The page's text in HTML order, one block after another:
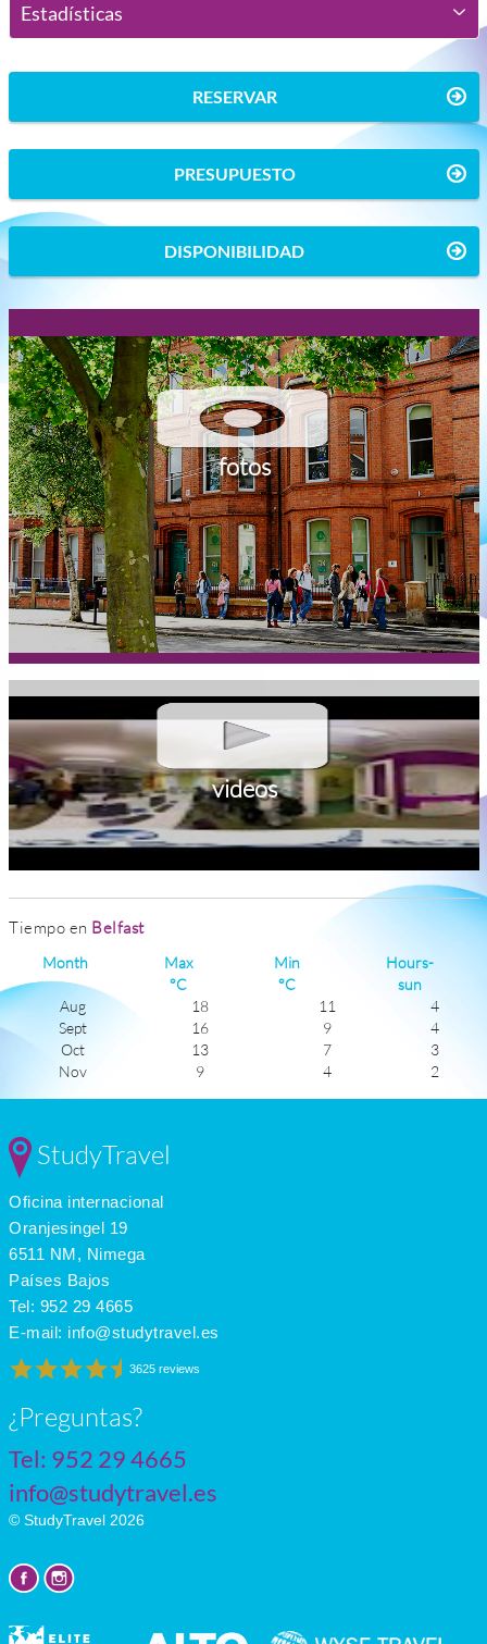
Estadísticas
RESERVAR
PRESUPUESTO
DISPONIBILIDAD
fotos
videos
Tiempo en Belfast
Month
Max
°C
Min
°C
Hours-
sun
Aug
18 11
4
Sept
16 9
4
Oct
13 7
3
Nov
9 4
2
Mar
May
June
July
StudyTravel
Oficina internacional
Oranjesingel 19
6511 NM, Nimega
Países Bajos
Tel: 952 29 4665
E-mail: info@studytravel.es
3625 reviews
¿Preguntas?
Tel: 952 29 4665
info@studytravel.es
© StudyTravel 2026